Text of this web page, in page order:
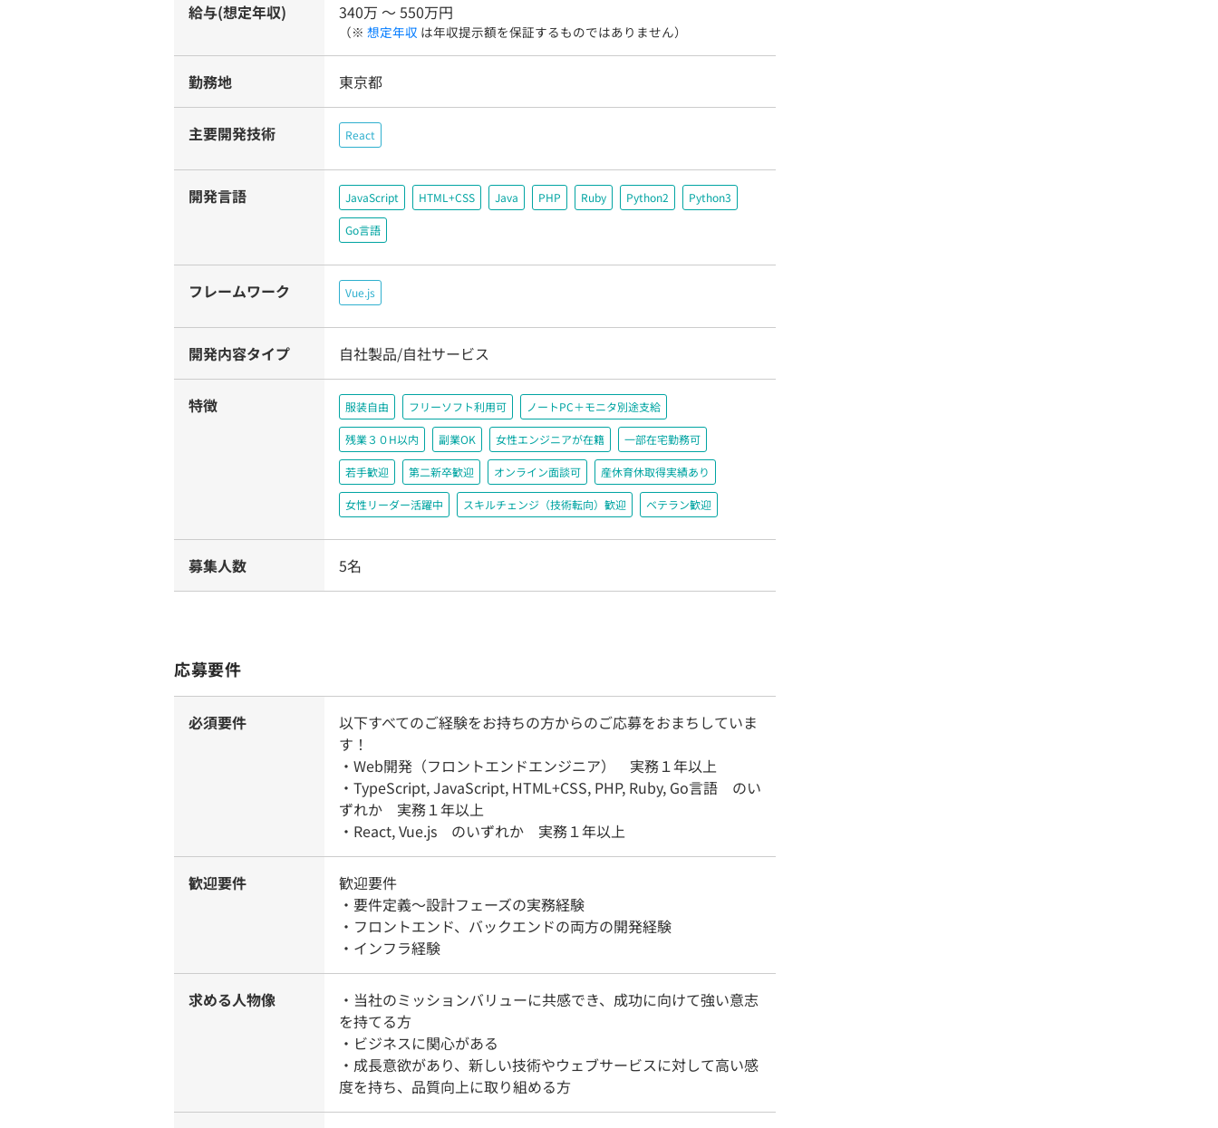
給与(想定年収) 340万 〜 550万円
（※ 想定年収 は年収提示額を保証するものではありません）
勤務地 東京都
主要開発技術 React
開発言語 JavaScript HTML+CSS Java PHP Ruby Python2 Python3
Go言語
フレームワーク Vue.js
開発内容タイプ 自社製品/自社サービス
特徴 服装自由 フリーソフト利用可 ノートPC＋モニタ別途支給
残業３０H以内 副業OK 女性エンジニアが在籍 一部在宅勤務可
若手歓迎 第二新卒歓迎 オンライン面談可 産休育休取得実績あり
女性リーダー活躍中 スキルチェンジ（技術転向）歓迎 ベテラン歓迎
募集人数 5名
応募要件
必須要件
以下すべてのご経験をお持ちの方からのご応募をおまちしていま
す！
・Web開発（フロントエンドエンジニア） 実務１年以上
・TypeScript, JavaScript, HTML+CSS, PHP, Ruby, Go言語 のい
ずれか 実務１年以上
・React, Vue.js のいずれか 実務１年以上
歓迎要件
歓迎要件
・要件定義～設計フェーズの実務経験
・フロントエンド、バックエンドの両方の開発経験
・インフラ経験
求める人物像
・当社のミッションバリューに共感でき、成功に向けて強い意志
を持てる方
・ビジネスに関心がある
・成長意欲があり、新しい技術やウェブサービスに対して高い感
度を持ち、品質向上に取り組める方